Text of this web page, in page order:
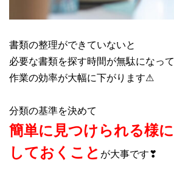
書類の整理ができていないと
必要な書類を探す時間が無駄になって
作業の効率が大幅に下がります⚠
分類の基準を決めて
簡単に見つけられる様に
しておくこと が大事です❣